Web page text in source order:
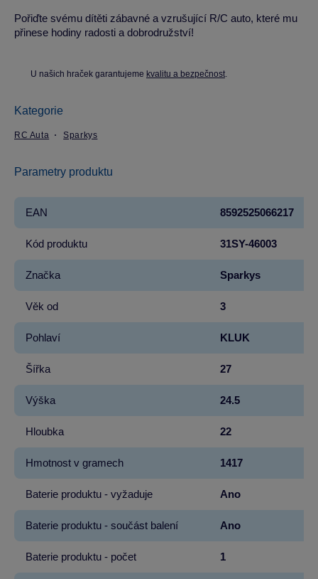
Pořiďte svému dítěti zábavné a vzrušující R/C auto, které mu
přinese hodiny radosti a dobrodružství!
U našich hraček garantujeme kvalitu a bezpečnost.
Kategorie
RC Auta Sparkys
Parametry produktu
EAN 8592525066217
Kód produktu 31SY-46003
Značka Sparkys
Věk od 3
Pohlaví KLUK
Šířka 27
Výška 24.5
Hloubka 22
Hmotnost v gramech 1417
Baterie produktu - vyžaduje Ano
Baterie produktu - součást balení Ano
Baterie produktu - počet 1